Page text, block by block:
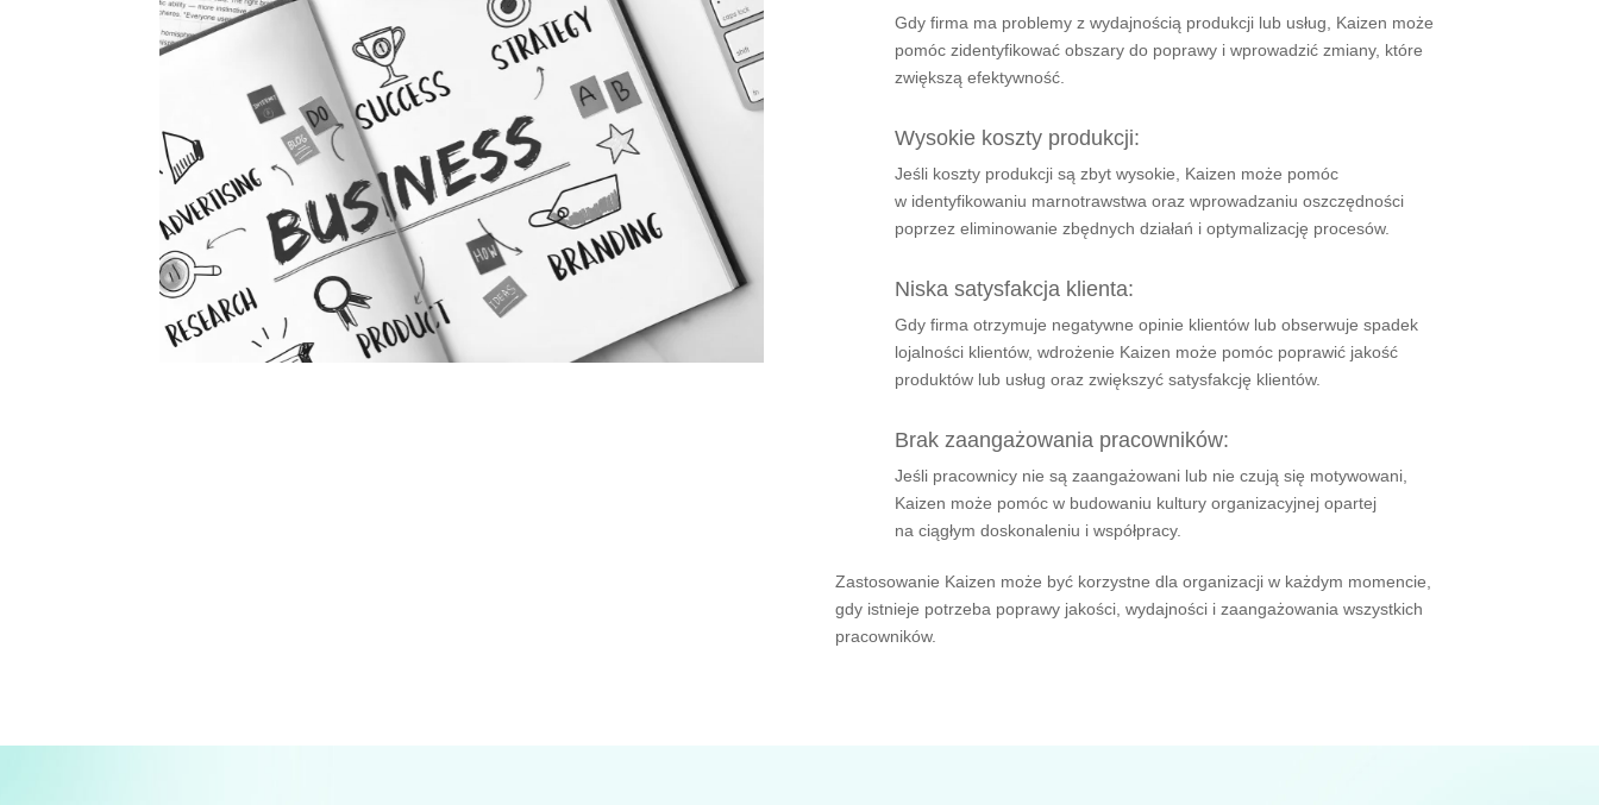
Gdy firma ma problemy z wydajnością produkcji lub usług, Kaizen może
pomóc zidentyfikować obszary do poprawy i wprowadzić zmiany, które
zwiększą efektywność.
Wysokie koszty produkcji:
Jeśli koszty produkcji są zbyt wysokie, Kaizen może pomóc
w identyfikowaniu marnotrawstwa oraz wprowadzaniu oszczędności
poprzez eliminowanie zbędnych działań i optymalizację procesów.
Niska satysfakcja klienta:
Gdy firma otrzymuje negatywne opinie klientów lub obserwuje spadek
lojalności klientów, wdrożenie Kaizen może pomóc poprawić jakość
produktów lub usług oraz zwiększyć satysfakcję klientów.
Brak zaangażowania pracowników:
Jeśli pracownicy nie są zaangażowani lub nie czują się motywowani,
Kaizen może pomóc w budowaniu kultury organizacyjnej opartej
na ciągłym doskonaleniu i współpracy.
Zastosowanie Kaizen może być korzystne dla organizacji w każdym momencie,
gdy istnieje potrzeba poprawy jakości, wydajności i zaangażowania wszystkich
pracowników.